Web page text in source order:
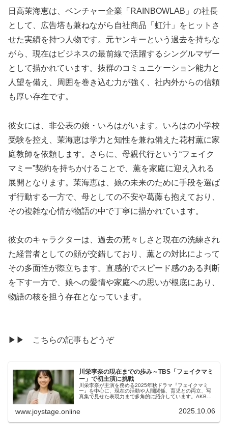
日高茉海恵は、ベンチャー企業「RAINBOWLAB」の社長
として、広告塔も兼ねながら自社商品「虹汁」をヒットさ
せた実績を持つ人物です。元ヤンキーという過去を持ちな
がら、現在はビジネスの最前線で活躍するシングルマザー
として描かれています。抜群のコミュニケーション能力と
人望を備え、周囲を巻き込む力が強く、社内外からの信頼
も厚い存在です。
彼女には、非公表の娘・いろはがいます。いろはの小学校
受験を控え、茉海恵は学力と知性を兼ね備えた花村薫に家
庭教師を依頼します。さらに、母親代行という“フェイク
マミー”契約を持ちかけることで、薫を家庭に迎え入れる
展開となります。茉海恵は、娘の未来のために手段を選ば
ず行動する一方で、母としての不安や葛藤も抱えており、
その複雑な心情が物語の中で丁寧に描かれています。
彼女のキャラクターは、過去の荒々しさと現在の洗練され
た経営者としての顔が交錯しており、薫との対比によって
その多面性が際立ちます。直感的でスピード感のある判断
を下す一方で、娘への愛情や家庭への思いが根底にあり、
物語の核を担う存在となっています。
▶▶ こちらの記事もどうぞ
川栄李奈の現在までの歩み～TBS「フェイクマミ
ー」で初主演に挑戦
川栄李奈が主演を務める2025年秋ドラマ『フェイクマミ
ー』を中心に、現在の活動や人間関係、育児との両立、写
真集で見せた表現力まで多角的に紹介しています。AKB時
しての成長と日常の温度が伝わる内容です。今の川栄李奈
を知るうえで見逃せない情報が詰まっています。
www.joystage.online 2025.10.06